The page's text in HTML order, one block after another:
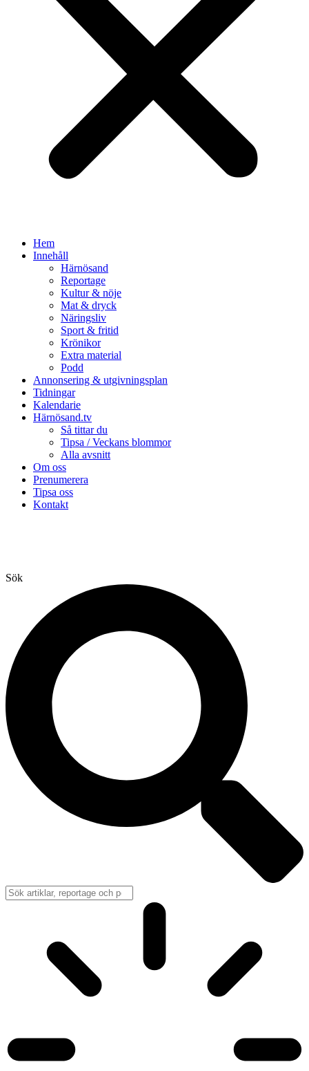
Hem
Innehåll
Härnösand
Reportage
Kultur & nöje
Mat & dryck
Näringsliv
Sport & fritid
Krönikor
Extra material
Podd
Annonsering & utgivningsplan
Tidningar
Kalendarie
Härnösand.tv
Så tittar du
Tipsa / Veckans blommor
Alla avsnitt
Om oss
Prenumerera
Tipsa oss
Kontakt
Sök